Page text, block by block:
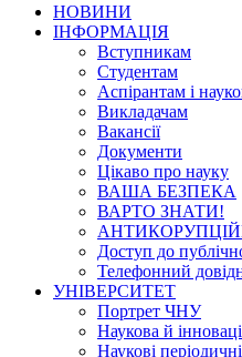
НОВИНИ
ІНФОРМАЦІЯ
Вступникам
Студентам
Аспірантам і
Викладачам
Вакансії
Документи
Цікаво про науку
ВАША БЕЗПЕКА
ВАРТО ЗНАТИ!
Доступ до
Телефонний
УНІВЕРСИТЕТ
Портрет ЧНУ
Наукова й
Наукові